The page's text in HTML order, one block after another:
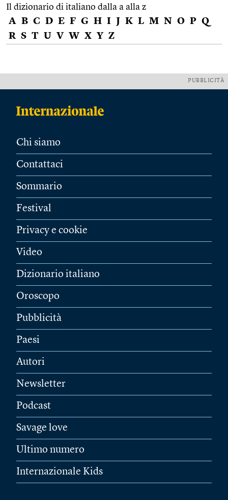
Il dizionario di italiano dalla a alla z
A B C D E F G H I J K L M N O P Q
R S T U V W X Y Z
PUBBLICITÀ
Chi siamo
Contattaci
Sommario
Festival
Privacy e cookie
Video
Dizionario italiano
Oroscopo
Pubblicità
Paesi
Autori
Newsletter
Podcast
Savage love
Ultimo numero
Internazionale Kids